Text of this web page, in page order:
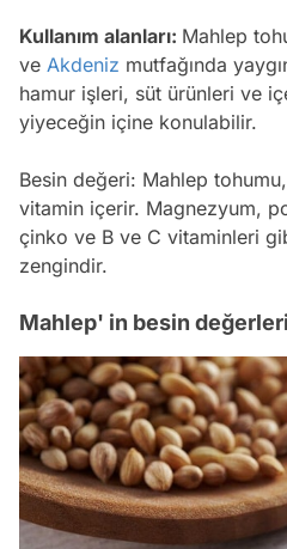
Kullanım alanları: Mahlep
ve Akdeniz mutfağında
hamur işleri, süt ürünleri ve
yiyeceğin içine konulabilir.
Besin değeri: Mahlep
vitamin içerir. Magnezyum,
çinko ve B ve C vitaminleri
zengindir.
Mahlep' in besin